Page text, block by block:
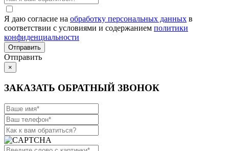
Я даю согласие на обработку персональных данных в
соответствии с условиями и содержанием политики
конфиденциальности
Отправить
×
ЗАКАЗАТЬ ОБРАТНЫЙ ЗВОНОК